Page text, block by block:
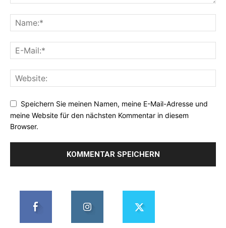
Speichern Sie meinen Namen, meine E-Mail-Adresse und
meine Website für den nächsten Kommentar in diesem
Browser.